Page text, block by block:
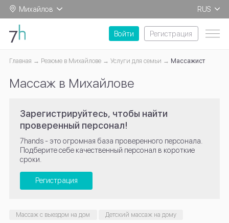
Михайлов
RUS
EN
Войти
Регистрация
Главная Резюме в Михайлове Услуги для семьи Массажист
Массаж в Михайлове
Зарегистрируйтесь, чтобы найти
проверенный персонал!
7hands - это огромная база проверенного персонала.
Подберите себе качественный персонал в короткие
сроки.
Регистрация
Массаж с выездом на дом Детский массаж на дому